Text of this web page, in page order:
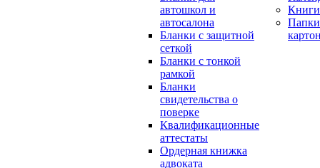
автошкол и
автосалона
Бланки с защитной
сеткой
Бланки с тонкой
рамкой
Бланки
свидетельства о
поверке
Квалификационные
аттестаты
Ордерная книжка
адвоката
Книги
Папки